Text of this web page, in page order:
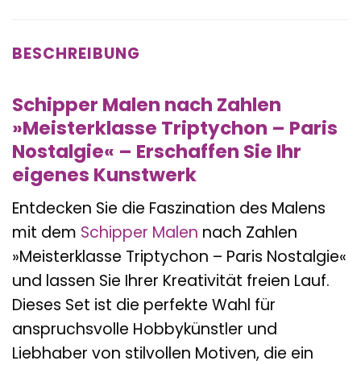
BESCHREIBUNG
Schipper Malen nach Zahlen
»Meisterklasse Triptychon – Paris
Nostalgie« – Erschaffen Sie Ihr
eigenes Kunstwerk
Entdecken Sie die Faszination des Malens
mit dem Schipper Malen nach Zahlen
»Meisterklasse Triptychon – Paris Nostalgie«
und lassen Sie Ihrer Kreativität freien Lauf.
Dieses Set ist die perfekte Wahl für
anspruchsvolle Hobbykünstler und
Liebhaber von stilvollen Motiven, die ein